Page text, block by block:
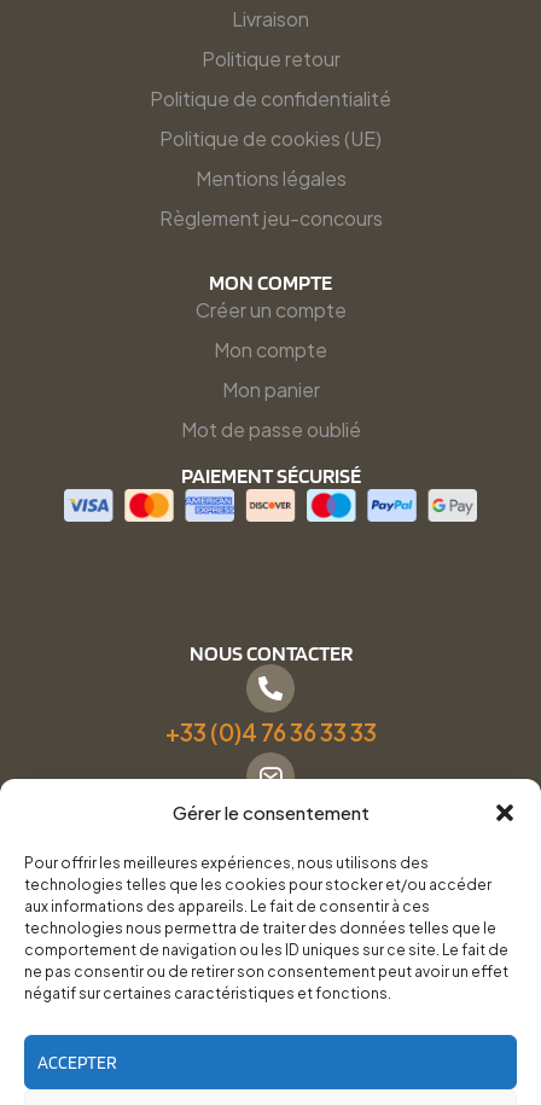
Gérer le consentement
Pour offrir les meilleures expériences, nous utilisons des
technologies telles que les cookies pour stocker et/ou accéder
aux informations des appareils. Le fait de consentir à ces
technologies nous permettra de traiter des données telles que le
comportement de navigation ou les ID uniques sur ce site. Le fait de
ne pas consentir ou de retirer son consentement peut avoir un effet
négatif sur certaines caractéristiques et fonctions.
ACCEPTER
Livraison
Politique retour
Politique de confidentialité
Politique de cookies (UE)
Mentions légales
Règlement jeu-concours
MON COMPTE
Créer un compte
Mon compte
Mon panier
Mot de passe oublié
PAIEMENT SÉCURISÉ
NOUS CONTACTER
+33 (0)4 76 36 33 33
Formulaire de contact
Pneus Services Loisirs - Garage Point S - 28 Bd Denfert
Rochereau, 38500 Voiron